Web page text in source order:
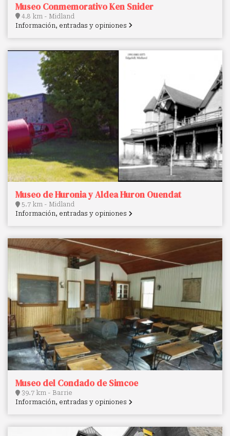
Museo Conmemorativo Ken Snider
4.8 km - Midland
Información, entradas y opiniones
Museo de Huronia y Aldea Huron Ouendat
5.7 km - Midland
Información, entradas y opiniones
Museo del Condado de Simcoe
39.7 km - Barrie
Información, entradas y opiniones